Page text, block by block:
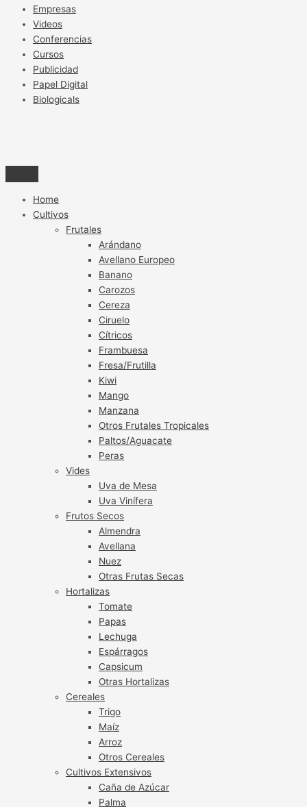
Empresas
Videos
Conferencias
Cursos
Publicidad
Papel Digital
Biologicals
Home
Cultivos
Frutales
Arándano
Avellano Europeo
Banano
Carozos
Cereza
Ciruelo
Cítricos
Frambuesa
Fresa/Frutilla
Kiwi
Mango
Manzana
Otros Frutales Tropicales
Paltos/Aguacate
Peras
Vides
Uva de Mesa
Uva Vinífera
Frutos Secos
Almendra
Avellana
Nuez
Otras Frutas Secas
Hortalizas
Tomate
Papas
Lechuga
Espárragos
Capsicum
Otras Hortalizas
Cereales
Trigo
Maíz
Arroz
Otros Cereales
Cultivos Extensivos
Caña de Azúcar
Palma